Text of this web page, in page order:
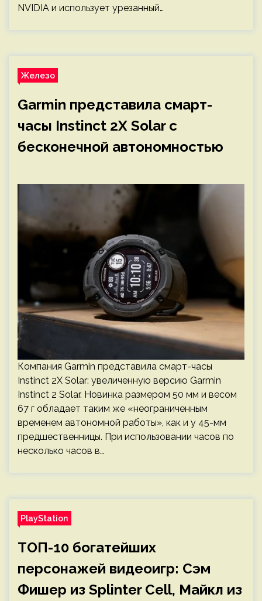
NVIDIA и использует урезанный…
Железо
Garmin представила смарт-
часы Instinct 2X Solar с
бесконечной автономностью
Компания Garmin представила смарт-часы
Instinct 2X Solar: увеличенную версию Garmin
Instinct 2 Solar. Новинка размером 50 мм и весом
67 г обладает таким же «неограниченным
временем автономной работы», как и у 45-мм
предшественницы. При использовании часов по
несколько часов в…
PlayStation
ТОП-10 богатейших
персонажей видеоигр: Сэм
Фишер из Splinter Cell, Майкл из